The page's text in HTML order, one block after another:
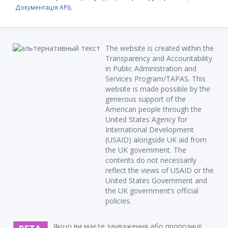
Документація API).
The website is created within the
Transparency and Accountability
in Public Administration and
Services Program/TAPAS. This
website is made possible by the
generous support of the
American people through the
United States Agency for
International Development
(USAID) alongside UK aid from
the UK government. The
contents do not necessarily
reflect the views of USAID or the
United States Government and
the UK government’s official
policies.